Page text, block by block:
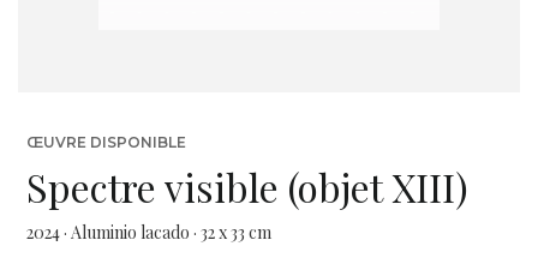
ŒUVRE DISPONIBLE
Spectre visible (objet XIII)
2024 · Aluminio lacado · 32 x 33 cm